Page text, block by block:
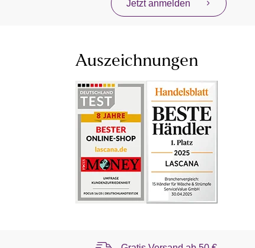
Jetzt anmelden
Auszeichnungen